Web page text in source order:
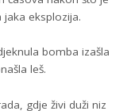
eksplozija.
bomba izašla
leš.
gdje živi duži niz